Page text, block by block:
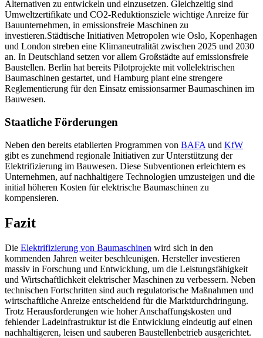
Alternativen zu entwickeln und einzusetzen. Gleichzeitig sind
Umweltzertifikate und CO2-Reduktionsziele wichtige Anreize für
Bauunternehmen, in emissionsfreie Maschinen zu
investieren.Städtische Initiativen Metropolen wie Oslo, Kopenhagen
und London streben eine Klimaneutralität zwischen 2025 und 2030
an. In Deutschland setzen vor allem Großstädte auf emissionsfreie
Baustellen. Berlin hat bereits Pilotprojekte mit vollelektrischen
Baumaschinen gestartet, und Hamburg plant eine strengere
Reglementierung für den Einsatz emissionsarmer Baumaschinen im
Bauwesen.
Staatliche Förderungen
Neben den bereits etablierten Programmen von BAFA und KfW
gibt es zunehmend regionale Initiativen zur Unterstützung der
Elektrifizierung im Bauwesen. Diese Subventionen erleichtern es
Unternehmen, auf nachhaltigere Technologien umzusteigen und die
initial höheren Kosten für elektrische Baumaschinen zu
kompensieren.
Fazit
Die Elektrifizierung von Baumaschinen wird sich in den
kommenden Jahren weiter beschleunigen. Hersteller investieren
massiv in Forschung und Entwicklung, um die Leistungsfähigkeit
und Wirtschaftlichkeit elektrischer Maschinen zu verbessern. Neben
technischen Fortschritten sind auch regulatorische Maßnahmen und
wirtschaftliche Anreize entscheidend für die Marktdurchdringung.
Trotz Herausforderungen wie hoher Anschaffungskosten und
fehlender Ladeinfrastruktur ist die Entwicklung eindeutig auf einen
nachhaltigeren, leisen und sauberen Baustellenbetrieb ausgerichtet.